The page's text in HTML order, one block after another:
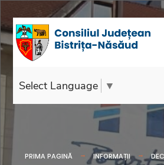
Select Language ▼
PRIMA PAGINĂ INFORMAȚII